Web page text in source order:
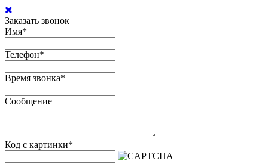
Заказать звонок
Имя*
Телефон*
Время звонка*
Сообщение
Код с картинки*